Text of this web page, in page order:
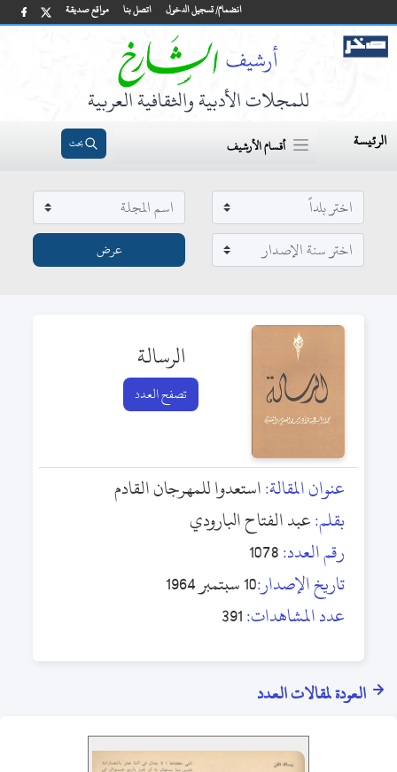
مواقع صديقة اتصل بنا انضمام/ تسجيل الدخول
للمجلات الأدبية والثقافية العربية
الرئيسة أقسام الأرشيف بحث
الرسالة
تصفح العدد
عنوان المقالة:استعدوا للمهرجان القادم
بقلم:عبد الفتاح البارودي
رقم العدد:1078
تاريخ الإصدار:10 سبتمبر 1964
عدد المشاهدات:391
العودة لمقالات العدد